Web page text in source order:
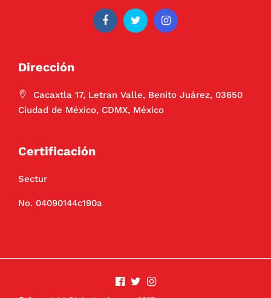
Dirección
Cacaxtla 17, Letran Valle, Benito Juárez, 03650
Ciudad de México, CDMX, México
Certificación
Sectur
No. 04090144c190a